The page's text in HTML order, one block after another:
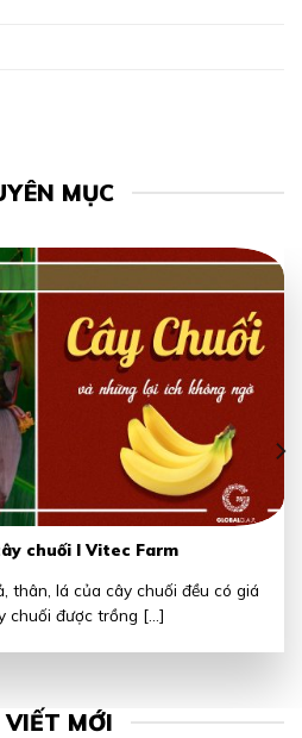
MỤC
chuối I Vitec Farm
thân, lá của cây chuối đều có giá
chuối được trồng [...]
MỚI